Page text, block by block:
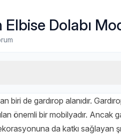
Dolabı
biri de gardırop alanıdır.
önemli bir mobilyadır. Ancak
da katkı sağlayan